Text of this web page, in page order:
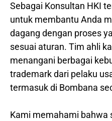
Sebagai Konsultan HKI
untuk membantu Anda
dagang dengan proses
sesuai aturan. Tim ahli
menangani berbagai
trademark dari pelaku
termasuk di Bombana
Kami memahami bahwa